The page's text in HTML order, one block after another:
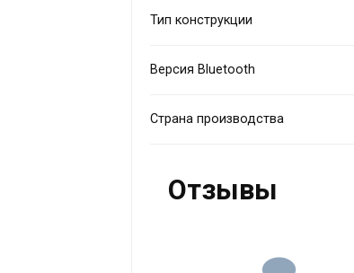
Тип конструкции
Версия Bluetooth
Страна производства
Отзывы